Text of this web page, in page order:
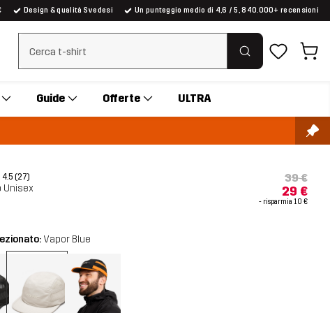
Design & qualità Svedesi Un punteggio medio di 4,6 / 5, 840.000+ recensioni
Cancella ricerca
Guide Offerte ULTRA
4.5 (27)
Unisex
39 €
29 €
- risparmia 10 €
Vapor Blue